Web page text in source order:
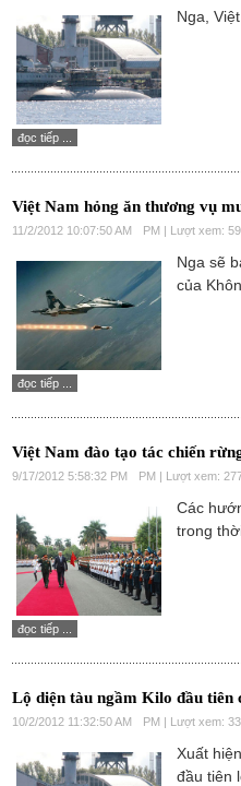
Nga,
đọc tiếp ...
Việt Nam hỏng ăn thương vụ
11/2/2012 10:07:50 AM PM | Lượt xem:
Nga sẽ
của
đọc tiếp ...
Việt Nam đào tạo tác chiến
9/17/2012 5:58:32 PM PM | Lượt xem:
Các
trong
đọc tiếp ...
Lộ diện tàu ngầm Kilo đầu tiên
10/2/2012 11:32:50 AM PM | Lượt xem:
Xuất
đầu tiên